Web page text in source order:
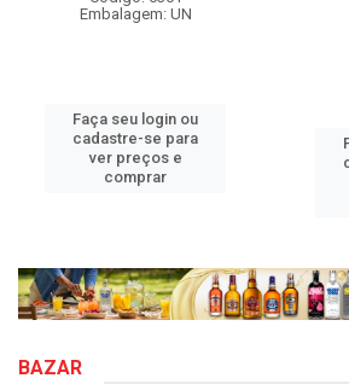
Embalagem: UN
Faça seu login ou
cadastre-se para
ver preços e
comprar
BAZAR